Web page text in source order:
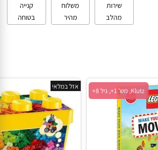
שירות
משלוח
קנייה
אזל במלאי
Klutz, מש' 1+, גיל 8+